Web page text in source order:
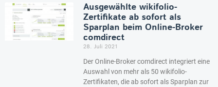
Ausgewählte wikifolio-
Zertifikate ab sofort als
Sparplan beim Online-Broker
comdirect
28. Juli 2021
Der Online-Broker comdirect integriert eine
Auswahl von mehr als 50 wikifolio-
Zertifikaten, die ab sofort als Sparplan zur